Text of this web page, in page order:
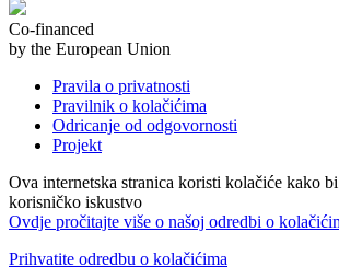
Co-financed
by the European Union
Pravila o privatnosti
Pravilnik o kolačićima
Odricanje od odgovornosti
Projekt
Ova internetska stranica koristi kolačiće kako
korisničko iskustvo
Ovdje pročitajte više o našoj odredbi o
Prihvatite odredbu o kolačićima